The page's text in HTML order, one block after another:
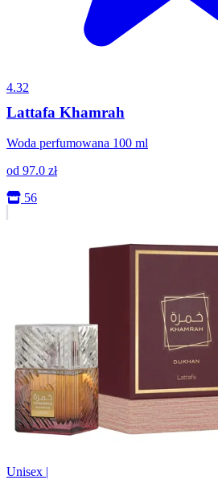
4.32
Lattafa Khamrah
Woda perfumowana 100 ml
od 97.0 zł
56
Unisex |